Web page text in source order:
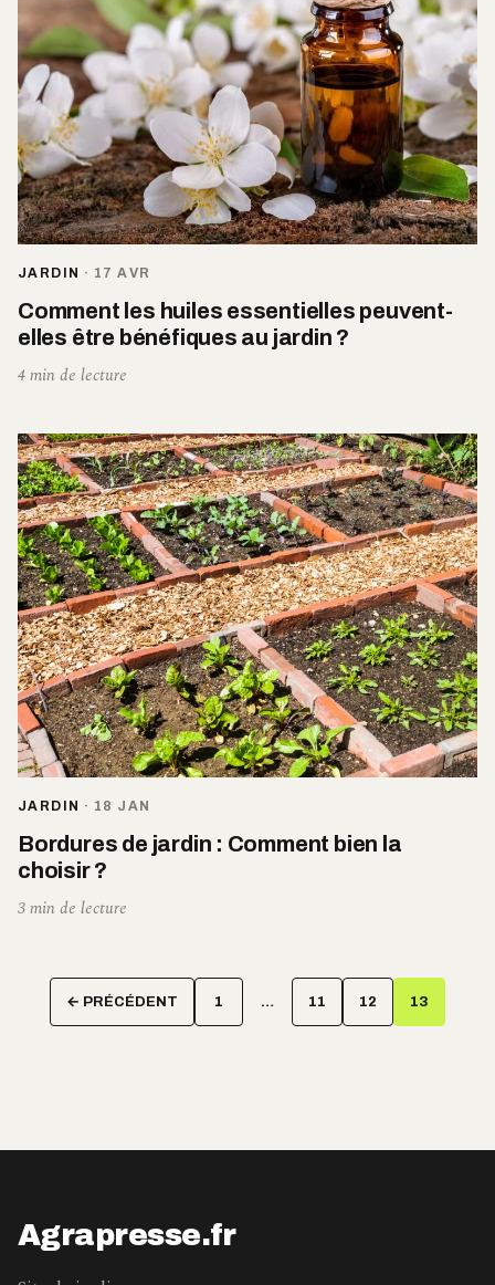
JARDIN · 17 AVR
Comment les huiles essentielles peuvent-
elles être bénéfiques au jardin ?
4 min de lecture
JARDIN · 18 JAN
Bordures de jardin : Comment bien la
choisir ?
3 min de lecture
Pagination
des
← PRÉCÉDENT 1 … 11 12 13
Agrapresse.fr